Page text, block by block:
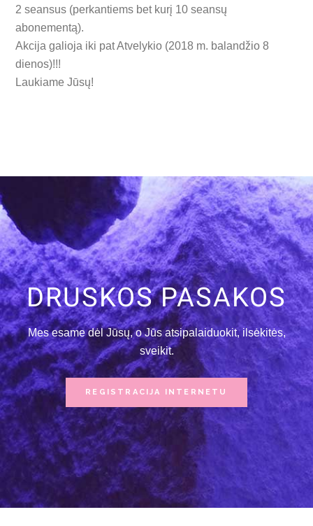
2 seansus (perkantiems bet kurį 10 seansų
abonementą).
Akcija galioja iki pat Atvelykio (2018 m. balandžio 8
dienos)!!!
Laukiame Jūsų!
DRUSKOS PASAKOS
Mes esame dėl Jūsų, o Jūs atsipalaiduokit, ilsėkitės,
sveikit.
REGISTRACIJA INTERNETU